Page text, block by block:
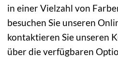
in einer Vielzahl von
besuchen Sie unseren
kontaktieren Sie unseren
über die verfügbaren